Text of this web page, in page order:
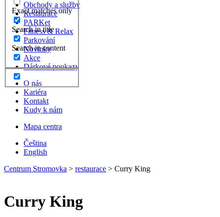
Exact matches only
Search in title
Search in content
Obchody a služby
Restaurace
PARKet
Fitness & Relax
Parkování
Novinky
Akce
Dárkové poukazy
O nás
Kariéra
Kontakt
Kudy k nám
Mapa centra
Čeština
English
Centrum Stromovka > restaurace > Curry King
Curry King